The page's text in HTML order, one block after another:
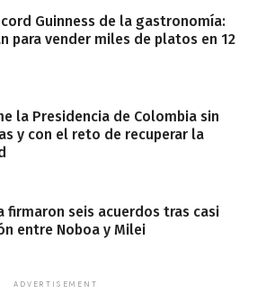
Guinness de la gastronomía:
para vender miles de platos en 12
la Presidencia de Colombia sin
y con el reto de recuperar la
firmaron seis acuerdos tras casi
entre Noboa y Milei
ADVERTISEMENT